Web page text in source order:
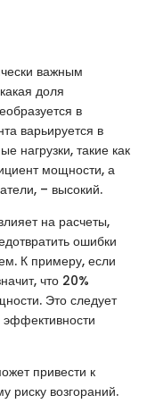
важным
доля
в
варьируется в
нагрузки, такие как
мощности, а
– высокий.
на расчеты,
ошибки
К примеру, если
что 20%
Это следует
привести к
риску возгораний.